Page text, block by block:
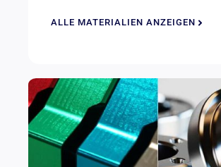
ALLE MATERIALIEN ANZEIGEN